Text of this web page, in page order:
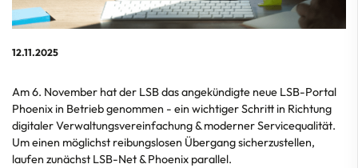
12.11.2025
Am 6. November hat der LSB das angekündigte neue LSB-Portal
Phoenix in Betrieb genommen - ein wichtiger Schritt in Richtung
digitaler Verwaltungsvereinfachung & moderner Servicequalität.
Um einen möglichst reibungslosen Übergang sicherzustellen,
laufen zunächst LSB-Net & Phoenix parallel.